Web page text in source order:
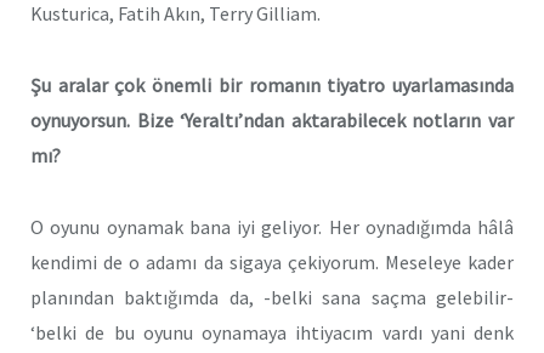
Kusturica, Fatih Akın, Terry Gilliam.
Şu aralar çok önemli bir romanın tiyatro uyarlamasında
oynuyorsun. Bize ‘Yeraltı’ndan aktarabilecek notların var
mı?
O oyunu oynamak bana iyi geliyor. Her oynadığımda hâlâ
kendimi de o adamı da sigaya çekiyorum. Meseleye kader
planından baktığımda da, -belki sana saçma gelebilir-
‘belki de bu oyunu oynamaya ihtiyacım vardı yani denk